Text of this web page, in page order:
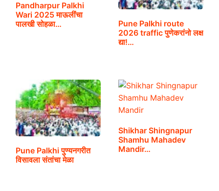
Pandharpur Palkhi
Wari 2025 माऊलींचा
पालखी सोहळा…
Pune Palkhi route
2026 traffic पुणेकरांनो लक्ष
द्या!…
Pune Palkhi पुण्यनगरीत
विसावला संतांचा मेळा
Shikhar Shingnapur
Shamhu Mahadev
Mandir…